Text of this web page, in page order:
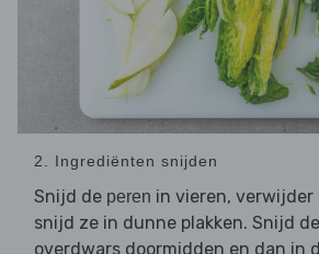
2. Ingrediënten snijden
Snijd de peren in vieren, verwijder
snijd ze in dunne plakken. Snijd de
overdwars doormidden en dan in